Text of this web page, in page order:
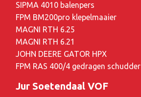
SIPMA 4010 balenpers
FPM BM200pro klepelmaaier
MAGNI RTH 6.25
MAGNI RTH 6.21
JOHN DEERE GATOR HPX
FPM RAS 400/4 gedragen schudder
Jur Soetendaal VOF